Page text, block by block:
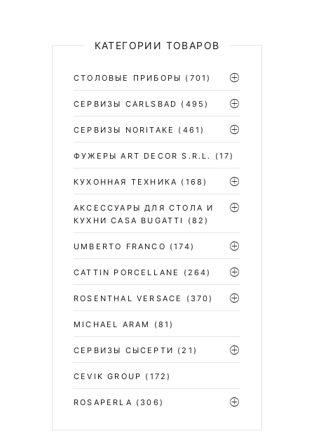
КАТЕГОРИИ ТОВАРОВ
СТОЛОВЫЕ ПРИБОРЫ (701)
CЕРВИЗЫ CARLSBAD (495)
СЕРВИЗЫ NORITAKE (461)
ФУЖЕРЫ ART DECOR S.R.L. (17)
КУХОННАЯ ТЕХНИКА (168)
АКСЕССУАРЫ ДЛЯ СТОЛА И
КУХНИ CASA BUGATTI
(82)
UMBERTO FRANCO (174)
CATTIN PORCELLANE (264)
ROSENTHAL VERSACE (370)
MICHAEL ARAM (81)
СЕРВИЗЫ СЫСЕРТИ (21)
CEVIK GROUP (172)
ROSAPERLA (306)